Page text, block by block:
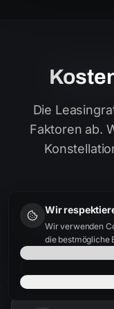
Wir
Wir verwenden
die bestmögliche
Die
Faktoren ab.
Je besser
Rate. Wir